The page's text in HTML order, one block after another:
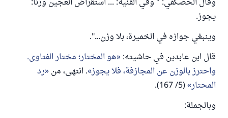
يجوز.
وينبغي جوازه في الخميرة، بلا وزن..ـ".
قال ابن عابدين في حاشيته: هو المختار؛ مختار الفتاوى.
واحترز بالوزن عن المجازفة، فلا يجوز . انتهى، من رد
المحتار (5/ 167).
وبالجملة: